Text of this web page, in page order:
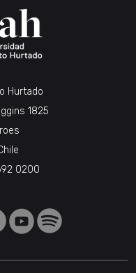
Hurtado
1825
0200